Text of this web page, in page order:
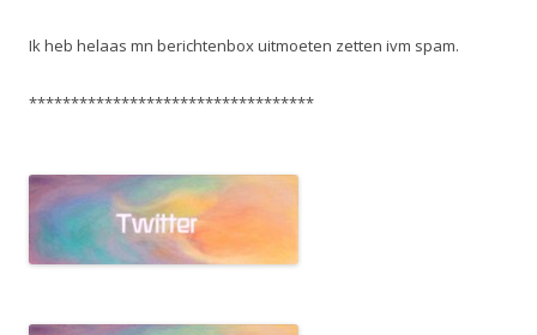
Ik heb helaas mn berichtenbox uitmoeten zetten ivm spam.
**********************************